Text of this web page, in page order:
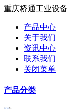
重庆桥通工业设
产品中心
关于我们
资讯中心
联系我们
关闭菜单
产品分类